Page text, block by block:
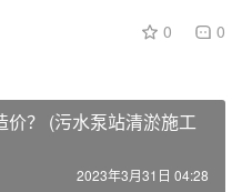
0 0
？ (污水泵站清淤施工
2023年3月31日 04:28